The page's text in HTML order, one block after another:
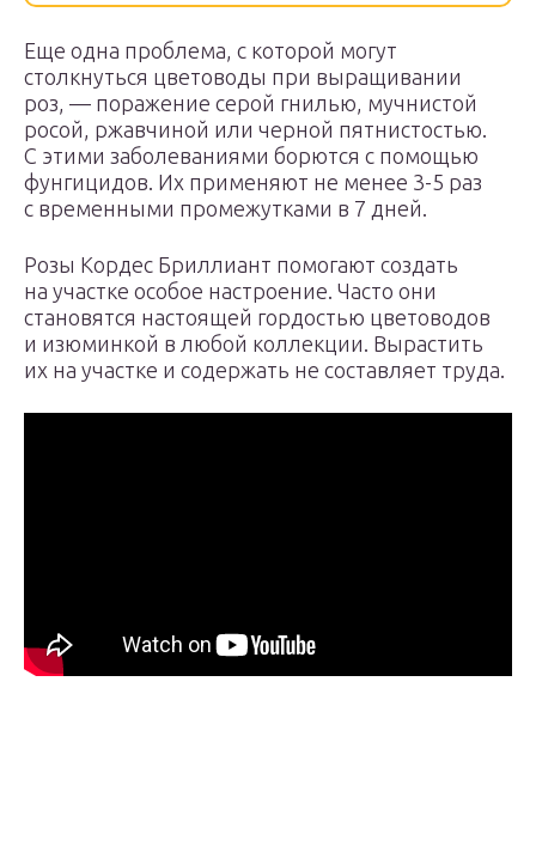
Еще одна проблема, с которой могут
столкнуться цветоводы при выращивании
роз, — поражение серой гнилью, мучнистой
росой, ржавчиной или черной пятнистостью.
С этими заболеваниями борются с помощью
фунгицидов. Их применяют не менее 3-5 раз
с временными промежутками в 7 дней.
Розы Кордес Бриллиант помогают создать
на участке особое настроение. Часто они
становятся настоящей гордостью цветоводов
и изюминкой в любой коллекции. Вырастить
их на участке и содержать не составляет труда.